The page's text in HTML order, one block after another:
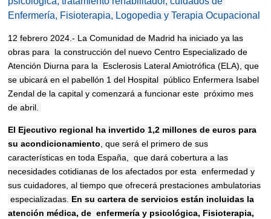
Enfermería, Fisioterapia, Logopedia y Terapia Ocupacional
12 febrero 2024.- La Comunidad de Madrid ha iniciado ya las
obras para
la construcción del nuevo Centro Especializado de
Atención Diurna para la
Esclerosis Lateral Amiotrófica (ELA),que
se ubicará en el pabellón 1 del Hospital público Enfermera Isabel
Zendal de la capital y comenzará a funcionar este próximo mes
de abril.
El Ejecutivo regional ha invertido 1,2 millones de euros para
su acondicionamiento , que será el primero de sus
características en toda España,
que dará cobertura a las
necesidades cotidianas de los afectados por esta enfermedad y
sus cuidadores, al tiempo que ofrecerá prestaciones ambulatorias
especializadas. En su cartera de servicios están incluidas la
atención médica, de enfermería y psicológica, Fisioterapia,